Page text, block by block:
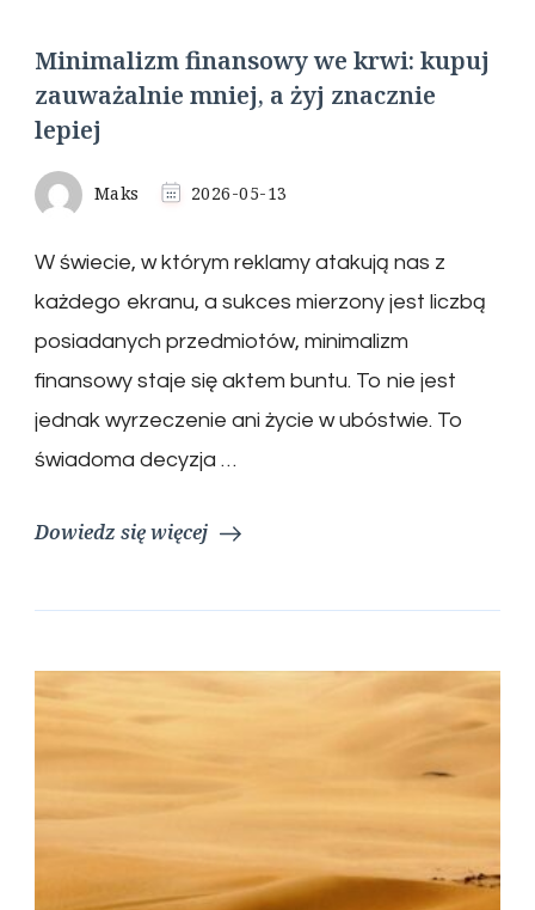
Minimalizm finansowy we krwi: kupuj
zauważalnie mniej, a żyj znacznie
lepiej
Maks 2026-05-13
W świecie, w którym reklamy atakują nas z
każdego ekranu, a sukces mierzony jest liczbą
posiadanych przedmiotów, minimalizm
finansowy staje się aktem buntu. To nie jest
jednak wyrzeczenie ani życie w ubóstwie. To
świadoma decyzja …
Dowiedz się więcej